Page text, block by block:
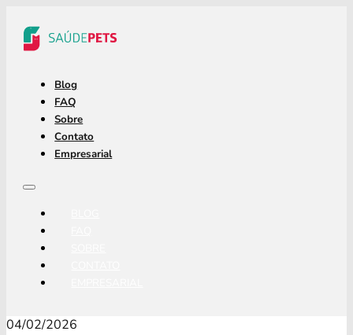
Blog
FAQ
Sobre
Contato
Empresarial
04/02/2026